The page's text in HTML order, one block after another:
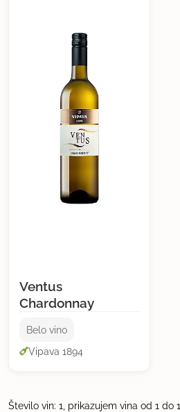
Ventus
Chardonnay
Belo vino
Vipava 1894
Število vin: 1, prikazujem vina od 1 do 1